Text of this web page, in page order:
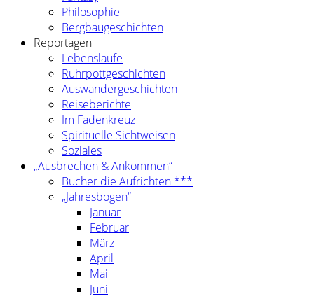
Philosophie
Bergbaugeschichten
Reportagen
Lebensläufe
Ruhrpottgeschichten
Auswandergeschichten
Reiseberichte
Im Fadenkreuz
Spirituelle Sichtweisen
Soziales
„Ausbrechen & Ankommen“
Bücher die Aufrichten ***
„Jahresbogen“
Januar
Februar
März
April
Mai
Juni